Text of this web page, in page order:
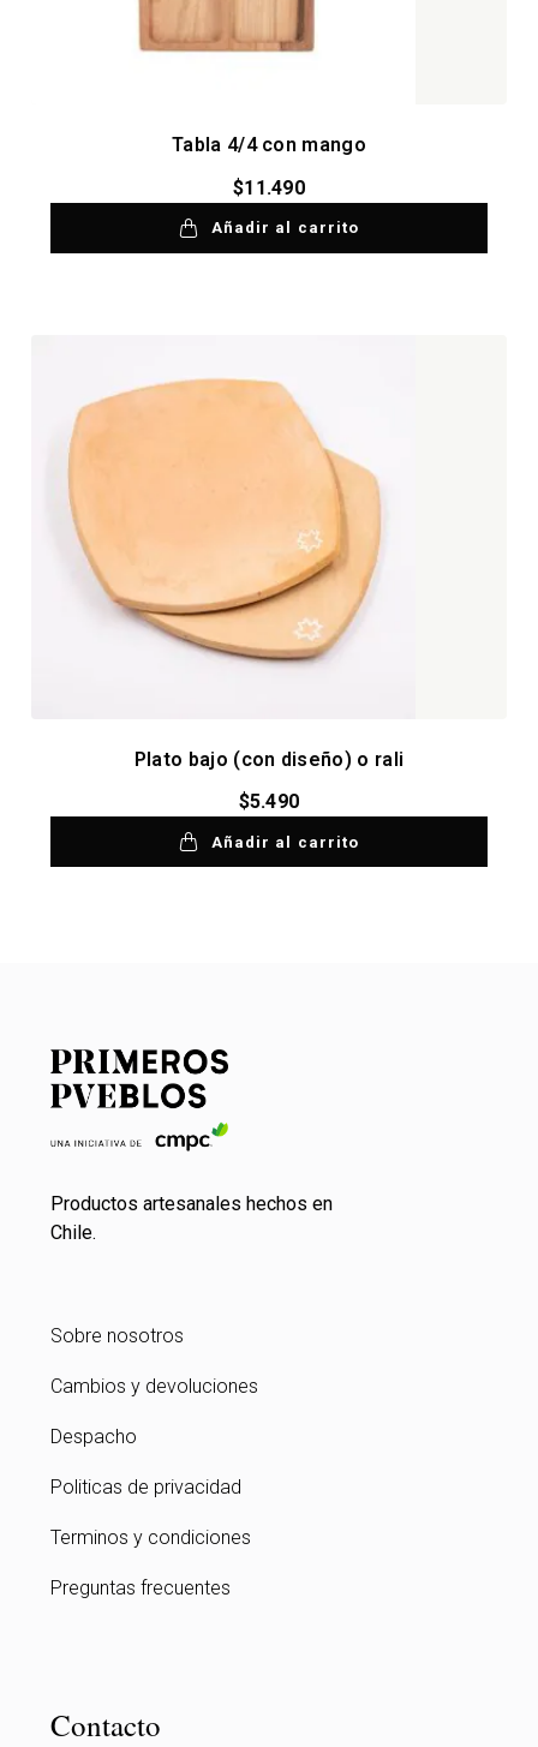
Tabla 4/4 con mango
$11.490
Añadir al carrito
Plato bajo (con diseño) o rali
$5.490
Añadir al carrito
Productos artesanales hechos en
Chile.
Sobre nosotros
Cambios y devoluciones
Despacho
Politicas de privacidad
Terminos y condiciones
Preguntas frecuentes
Contacto